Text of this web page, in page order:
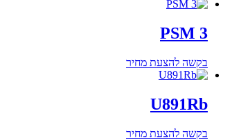
PSM 3
בקשה להצעת מחיר
U891Rb
בקשה להצעת מחיר